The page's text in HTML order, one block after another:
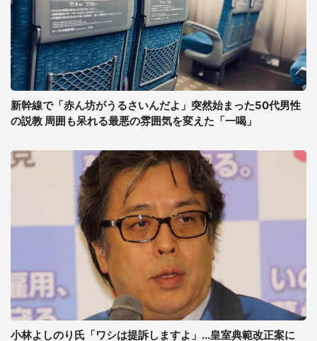
新幹線で「赤ん坊がうるさいんだよ」突然始まった50代男性
の説教 周囲も呆れる最悪の雰囲気を変えた「一喝」
小林よしのり氏「ワシは提訴しますよ」...皇室典範改正案に